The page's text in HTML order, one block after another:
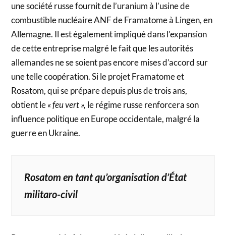
une société russe fournit de l’uranium à l’usine de
combustible nucléaire ANF de Framatome à Lingen, en
Allemagne. Il est également impliqué dans l’expansion
de cette entreprise malgré le fait que les autorités
allemandes ne se soient pas encore mises d’accord sur
une telle coopération. Si le projet Framatome et
Rosatom, qui se prépare depuis plus de trois ans,
obtient le« feu vert », le régime russe renforcera son
influence politique en Europe occidentale, malgré la
guerre en Ukraine.
Rosatom en tant qu’organisation d’État
militaro-civil